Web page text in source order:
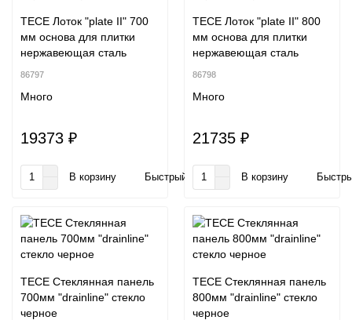
TECE Лоток "plate II" 700
мм основа для плитки
нержавеющая сталь
86797
Много
19373 ₽
В корзину Быстрый заказ
TECE Лоток "plate II" 800
мм основа для плитки
нержавеющая сталь
86798
Много
21735 ₽
В корзину
TECE Стеклянная панель
700мм "drainline" стекло
черное
TECE Стеклянная панель
800мм "drainline" стекло
черное